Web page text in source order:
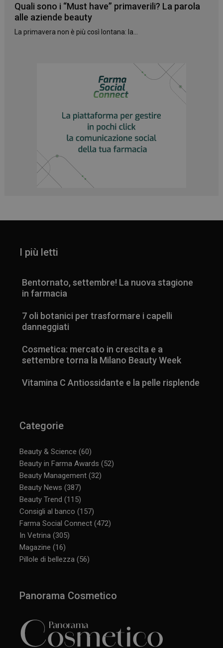
Quali sono i “Must have” primaverili? La parola
alle aziende beauty
La primavera non è più così lontana: la...
I più letti
Bentornato, settembre! La nuova stagione
in farmacia
7 oli botanici per trasformare i capelli
danneggiati
Cosmetica: mercato in crescita e a
settembre torna la Milano Beauty Week
Vitamina C Antiossidante e la pelle risplende
Categorie
Beauty & Science (60)
Beauty in Farma Awards (52)
Beauty Management (32)
Beauty News (387)
Beauty Trend (115)
Consigli al banco (157)
Farma Social Connect (472)
In Vetrina (305)
Magazine (16)
Pillole di bellezza (56)
Panorama Cosmetico